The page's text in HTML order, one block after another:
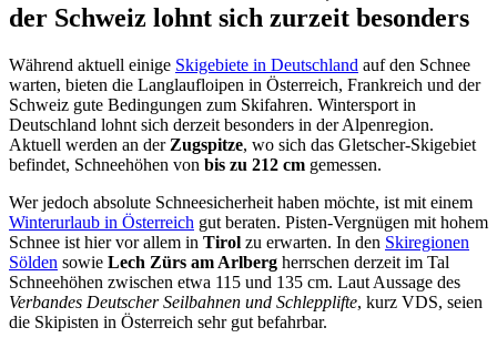
der Schweiz lohnt sich zurzeit besonders
Während aktuell einige Skigebiete in Deutschland auf den Schnee
warten, bieten die Langlaufloipen in Österreich, Frankreich und der
Schweiz gute Bedingungen zum Skifahren. Wintersport in
Deutschland lohnt sich derzeit besonders in der Alpenregion.
Aktuell werden an der Zugspitze, wo sich das Gletscher-Skigebiet
befindet, Schneehöhen von bis zu 212 cm gemessen.
Wer jedoch absolute Schneesicherheit haben möchte, ist mit einem
Winterurlaub in Österreich gut beraten. Pisten-Vergnügen mit hohem
Schnee ist hier vor allem in Tirol zu erwarten. In den Skiregionen
Sölden sowie Lech Zürs am Arlberg herrschen derzeit im Tal
Schneehöhen zwischen etwa 115 und 135 cm. Laut Aussage des
Verbandes Deutscher Seilbahnen und Schlepplifte, kurz VDS, seien
die Skipisten in Österreich sehr gut befahrbar.